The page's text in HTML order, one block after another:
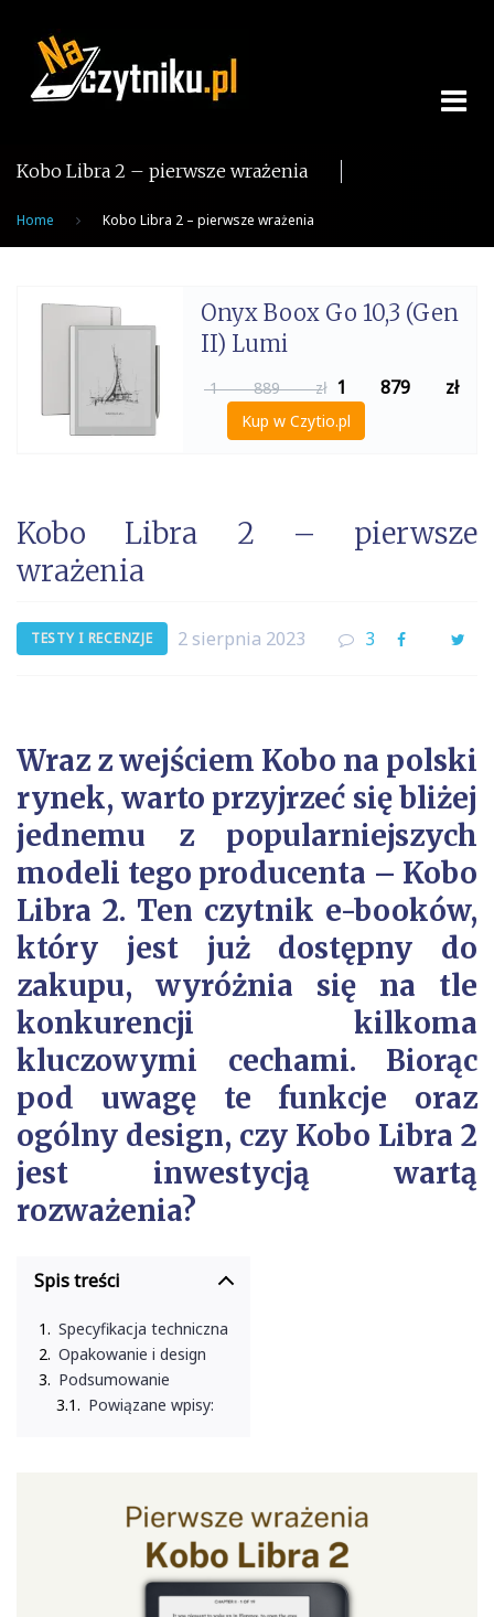
content
Kobo Libra 2 – pierwsze wrażenia
Home Kobo Libra 2 – pierwsze wrażenia
Onyx Boox Go 10,3 (Gen
II) Lumi
1 889 zł 1 879 zł
Kup w Czytio.pl
Kobo Libra 2 – pierwsze
wrażenia
TESTY I RECENZJE 2 sierpnia 2023 3 Facebook
Wraz z wejściem Kobo na polski
rynek, warto przyjrzeć się bliżej
jednemu z popularniejszych
modeli tego producenta – Kobo
Libra 2. Ten czytnik e-booków,
który jest już dostępny do
zakupu, wyróżnia się na tle
konkurencji kilkoma
kluczowymi cechami. Biorąc
pod uwagę te funkcje oraz
ogólny design, czy Kobo Libra 2
jest inwestycją wartą
rozważenia?
Spis treści
Specyfikacja techniczna
Opakowanie i design
Podsumowanie
Powiązane wpisy: